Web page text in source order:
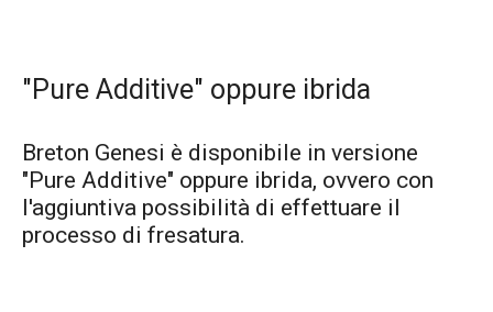
"Pure Additive" oppure ibrida
Breton Genesi è disponibile in versione
"Pure Additive" oppure ibrida, ovvero con
l'aggiuntiva possibilità di effettuare il
processo di fresatura.